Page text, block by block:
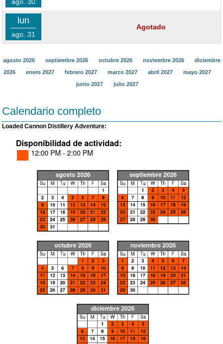
lun
ago. 31
Agotado
agosto 2026 septiembre 2026 octubre 2026 noviembre 2026
diciembre
2026
enero 2027 febrero 2027 marzo 2027 abril 2027
mayo 2027
junio 2027
julio 2027
Calendario completo
Loaded Cannon Distillery Adventure: